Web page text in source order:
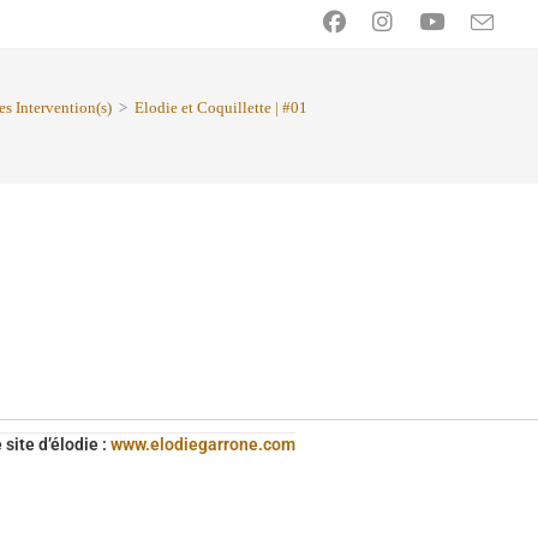
Intervention(s) > Elodie et Coquillette | #01
site d’élodie : www.elodiegarrone.com